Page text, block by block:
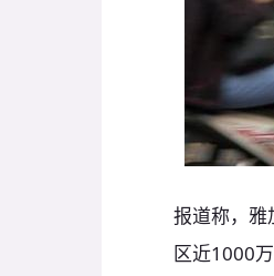
报道称，雅
区近1000